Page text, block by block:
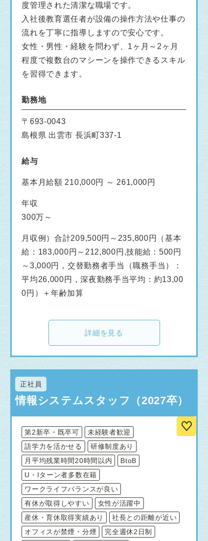
度管理された清潔な職場です。
入社後教育選任者が設備の操作方法や仕事の
流れを丁寧に指導しますので安心です。
女性・男性・経験を問わず、1ヶ月～2ヶ月
程度で複数台のマシーンを操作できるスキル
を習得できます。
勤務地
〒693-0043
島根県 出雲市 長浜町337-1
給与
基本月給額 210,000円 ～ 261,000円
年収
300万～
月収例）合計209,500円～235,800円（基本
給：183,000円～212,800円,技能給：500円
～3,000円，交替勤務者手当（職務手当）：
平均26,000円，深夜勤務手当平均：約13,00
0円）＋年齢加算
詳細を見る
正社員
情報システムスタッフ（2027卒）
第2新卒・既卒可
未経験者歓迎
語学力を活かせる
研修制度あり
月平均残業時間20時間以内
BtoB
U・Iターン者多数在籍
ワークライフバランスが良い
有休が取得しやすい
女性が活躍中
産休・育休取得実績あり
社長との距離が近い
オフィスが禁煙・分煙
完全週休2日制